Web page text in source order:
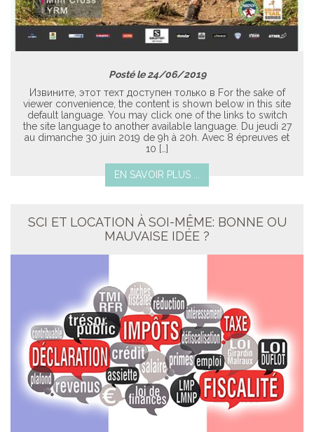
Posté le 24/06/2019
Извините, этот техт доступен только в For the sake of
viewer convenience, the content is shown below in this site
default language. You may click one of the links to switch
the site language to another available language. Du jeudi 27
au dimanche 30 juin 2019 de 9h à 20h. Avec 8 épreuves et
10 […]
EN SAVOIR PLUS ...
SCI ET LOCATION À SOI-MÊME: BONNE OU
MAUVAISE IDÉE ?